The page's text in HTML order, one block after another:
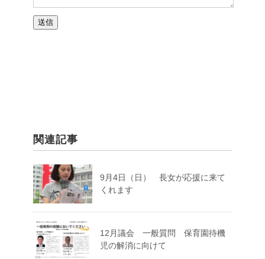
関連記事
9月4日（日） 長女が応援に来て
くれます
12月議会 一般質問 保育園待機
児の解消に向けて